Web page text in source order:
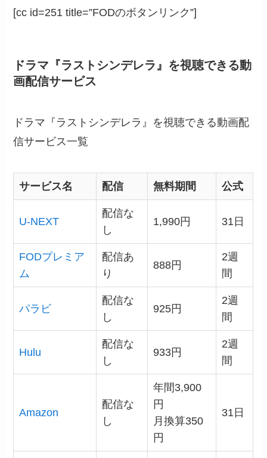
[cc id=251 title=”FODのボタンリンク”]
ドラマ『ラストシンデレラ』を視聴できる動
画配信サービス
ドラマ『ラストシンデレラ』を視聴できる動画配
信サービス一覧
サービス名 配信 無料期間 公式
U-NEXT
配信な
し
1,990円 31日
FODプレミア
ム
配信あ
り
888円
2週
間
パラビ
配信な
し
925円
2週
間
Hulu
配信な
し
933円
2週
間
Amazon
配信な
し
年間3,900
円
月換算350
円
31日